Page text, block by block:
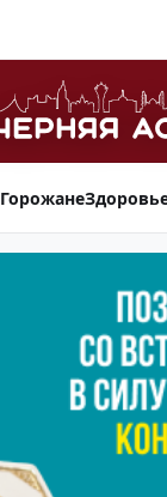
Горожане